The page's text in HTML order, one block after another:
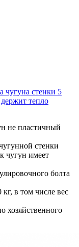
стенки 5
тепло
не пластичный
стенки
чугун имеет
болта
в том числе вес
хозяйственного